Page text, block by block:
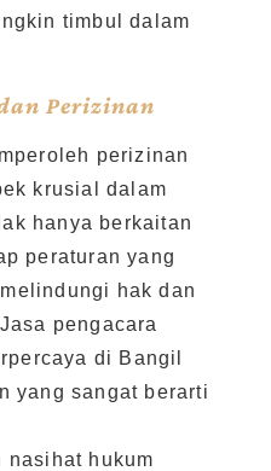
timbul dalam
Perizinan
perizinan
krusial dalam
hanya berkaitan
peraturan yang
hak dan
pengacara
di Bangil
yang sangat berarti
nasihat hukum